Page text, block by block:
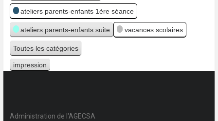
ateliers parents-enfants 1ère séance
ateliers parents-enfants suite vacances scolaires
Toutes les catégories
Vue
impression
Administration de l'AGECSA